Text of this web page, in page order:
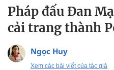
Pháp đấu Đan
cải trang thành
Ngọc Huy
Xem các bài viết của tác giả